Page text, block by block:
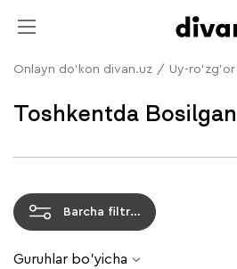
Onlayn do'kon divan.uz / Uy-ro'zg'or
Toshkentda
Barcha filtrlar
Guruhlar bo'yicha